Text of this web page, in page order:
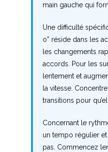
main gauche qui
Une difficulté
o” réside dans les
les changements
accords. Pour les
lentement et
la vitesse.
transitions pour
Concernant le
un tempo régulier
pas. Commencez